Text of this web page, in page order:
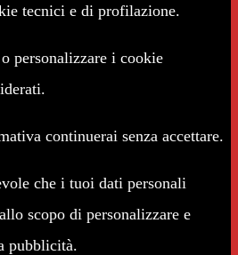
tecnici e di profilazione.
personalizzare i cookie
continuerai senza accettare.
che i tuoi dati personali
scopo di personalizzare e
pubblicità.